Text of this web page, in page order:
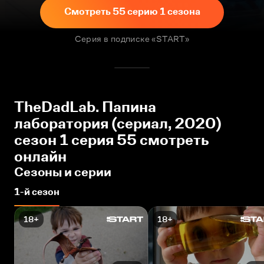
Смотреть 55 серию 1 сезона
Серия в подписке «START»
TheDadLab. Папина
лаборатория (сериал, 2020)
сезон 1 серия 55 смотреть
онлайн
Сезоны и серии
1-й сезон
18+ 18+